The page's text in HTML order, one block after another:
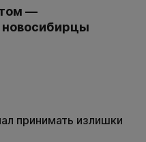
—
принимать излишки